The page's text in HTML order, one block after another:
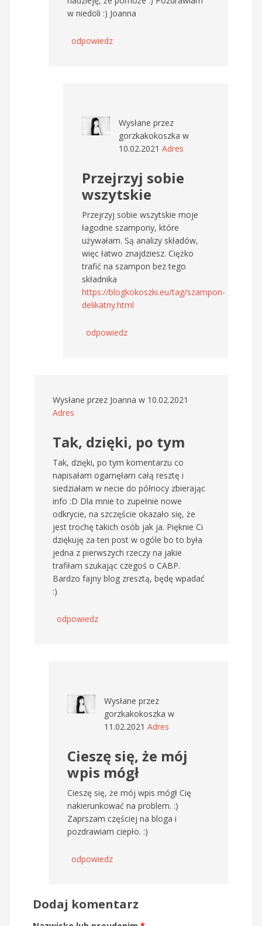
w niedoli :) Joanna
odpowiedz
Wysłane przez
gorzkakokoszka w
10.02.2021 Adres
Przejrzyj sobie
wszytskie
Przejrzyj sobie wszytskie moje
łagodne szampony, które
używałam. Są analizy składów,
więc łatwo znajdziesz. Ciężko
trafić na szampon bez tego
składnika
https://blogkokoszki.eu/tag/szampon-
delikatny.html
odpowiedz
Wysłane przez Joanna w 10.02.2021
Adres
Tak, dzięki, po tym
Tak, dzięki, po tym komentarzu co
napisałam ogarnęłam całą resztę i
siedziałam w necie do północy zbierając
info :D Dla mnie to zupełnie nowe
odkrycie, na szczęście okazało się, że
jest trochę takich osób jak ja. Pięknie Ci
dziękuję za ten post w ogóle bo to była
jedna z pierwszych rzeczy na jakie
trafiłam szukając czegoś o CABP.
Bardzo fajny blog zresztą, będę wpadać
:)
odpowiedz
Wysłane przez
gorzkakokoszka w
11.02.2021 Adres
Cieszę się, że mój
wpis mógł
Cieszę się, że mój wpis mógł Cię
nakierunkować na problem. :)
Zaprszam częściej na bloga i
pozdrawiam ciepło. :)
odpowiedz
Dodaj komentarz